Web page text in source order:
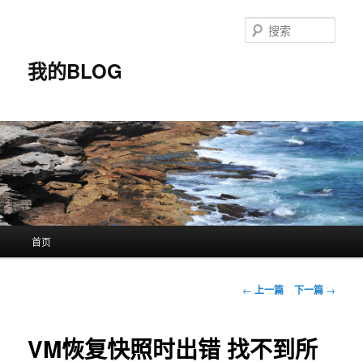
我的BLOG
索
跳
内
首页
文
航
← 上一篇 下一篇 →
VM恢复快照时出错 找不到所